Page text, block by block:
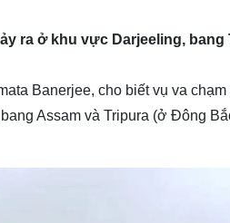
ra ở khu vực Darjeeling, bang
Banerjee, cho biết vụ va
Assam và Tripura (ở Đông